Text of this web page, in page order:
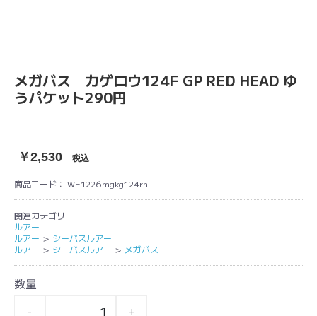
メガバス カゲロウ124F GP RED HEAD ゆ
うパケット290円
￥2,530 税込
商品コード： WF1226mgkg124rh
関連カテゴリ
ルアー
ルアー ＞ シーバスルアー
ルアー ＞ シーバスルアー ＞ メガバス
数量
- +